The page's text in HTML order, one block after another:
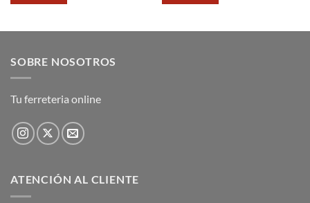
SOBRE NOSOTROS
Tu ferreteria online
ATENCIÓN AL CLIENTE